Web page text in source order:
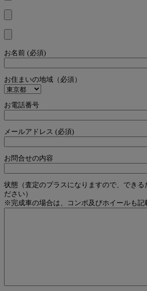
お名前 (必須)
お住まいの地域（必須）
お電話番号
メールアドレス (必須)
お問合せの内容
状態（査定のプラスになりますので、できる
ださい）
※完成車の場合は、コンポ及びホイールも記